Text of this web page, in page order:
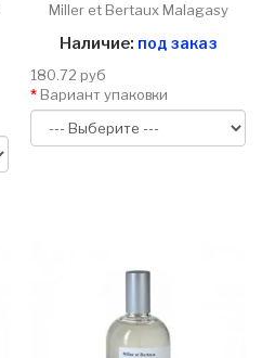
Miller et Bertaux Malagasy
Наличие: под заказ
180.72 руб
Вариант упаковки